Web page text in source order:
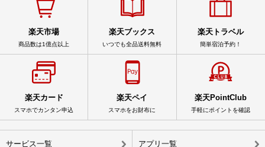
楽天市場
商品数は1億点以上
楽天ブックス
いつでも全品送料無料
楽天トラベル
簡単宿泊予約！
楽天カード
スマホでカンタン申込
楽天ペイ
スマホをお財布に
楽天PointClub
手軽にポイントを確認
サービス一覧 アプリ一覧